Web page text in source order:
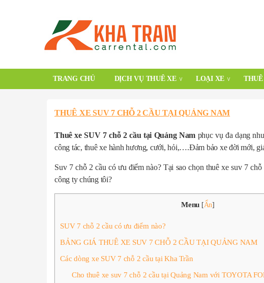
TRANG CHỦ DỊCH VỤ THUÊ XE LOẠI XE
THUÊ XE SUV 7 CHỖ 2 CẦU TẠI QUẢNG NAM
Thuê xe SUV 7 chỗ 2 cầu tại Quảng Nam phục vụ đa dạng
công tác, thuê xe hành hương, cưới, hỏi,….Đảm bảo xe đời mới,
Suv 7 chỗ 2 cầu có ưu điểm nào? Tại sao chọn thuê xe suv 7
công ty chúng tôi?
Menu [Ẩn]
SUV 7 chỗ 2 cầu có ưu điểm nào?
BẢNG GIÁ THUÊ XE SUV 7 CHỖ 2 CẦU TẠI QUẢNG NAM
Các dòng xe SUV 7 chỗ 2 cầu tại Kha Trần
Cho thuê xe suv 7 chỗ 2 cầu tại Quảng Nam với TOYOTA